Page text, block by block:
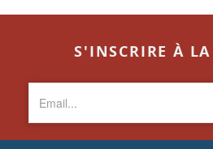
S'INSCRIRE À LA